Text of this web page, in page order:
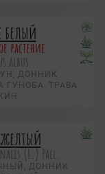
растение
albus
ДОННИК
ГУНОБА, ТРАВА
(L.) Pall.
ДОННИК